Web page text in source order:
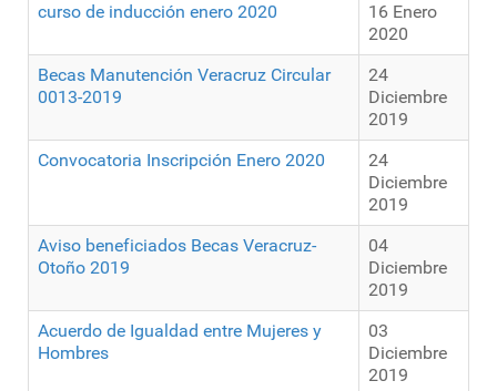
curso de inducción enero 2020
16 Enero
2020
Becas Manutención Veracruz Circular
0013-2019
24
Diciembre
2019
Convocatoria Inscripción Enero 2020
24
Diciembre
2019
Aviso beneficiados Becas Veracruz-
Otoño 2019
04
Diciembre
2019
Acuerdo de Igualdad entre Mujeres y
Hombres
03
Diciembre
2019